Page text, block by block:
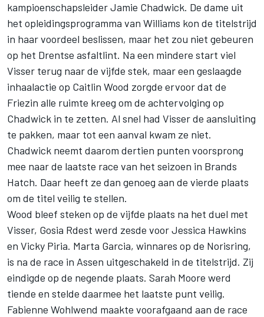
kampioenschapsleider Jamie Chadwick. De dame uit
het opleidingsprogramma van Williams kon de titelstrijd
in haar voordeel beslissen, maar het zou niet gebeuren
op het Drentse asfaltlint. Na een mindere start viel
Visser terug naar de vijfde stek, maar een geslaagde
inhaalactie op Caitlin Wood zorgde ervoor dat de
Friezin alle ruimte kreeg om de achtervolging op
Chadwick in te zetten. Al snel had Visser de aansluiting
te pakken, maar tot een aanval kwam ze niet.
Chadwick neemt daarom dertien punten voorsprong
mee naar de laatste race van het seizoen in Brands
Hatch. Daar heeft ze dan genoeg aan de vierde plaats
om de titel veilig te stellen.
Wood bleef steken op de vijfde plaats na het duel met
Visser, Gosia Rdest werd zesde voor Jessica Hawkins
en Vicky Piria. Marta Garcia, winnares op de Norisring,
is na de race in Assen uitgeschakeld in de titelstrijd. Zij
eindigde op de negende plaats. Sarah Moore werd
tiende en stelde daarmee het laatste punt veilig.
Fabienne Wohlwend maakte voorafgaand aan de race